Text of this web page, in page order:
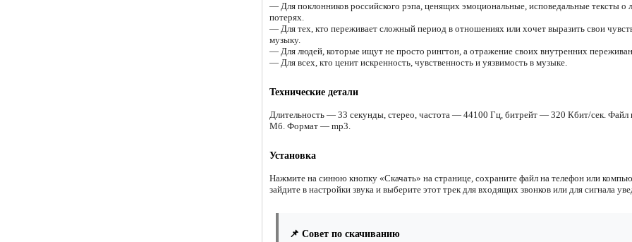
— Для поклонников российского рэпа, ценящих эмоциональные, исповедальные тексты о
потерях.
— Для тех, кто переживает сложный период в отношениях или хочет выразить свои
музыку.
— Для людей, которые ищут не просто рингтон, а отражение своих внутренних
— Для всех, кто ценит искренность, чувственность и уязвимость в музыке.
Технические детали
Длительность — 33 секунды, стерео, частота — 44100 Гц, битрейт — 320 Кбит/сек. Файл
Мб. Формат — mp3.
Установка
Нажмите на синюю кнопку «Скачать» на странице, сохраните файл на телефон или
зайдите в настройки звука и выберите этот трек для входящих звонков или для сигнала
📌 Совет по скачиванию